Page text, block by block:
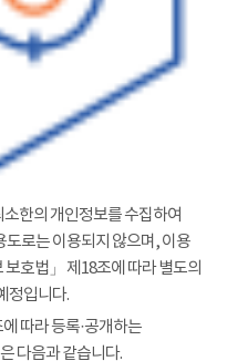
한의 개인정보를 수집하여
도로는 이용되지 않으며, 이용
호법」 제18조에 따라 별도의
정입니다.
따라 등록·공개하는
다음과 같습니다.